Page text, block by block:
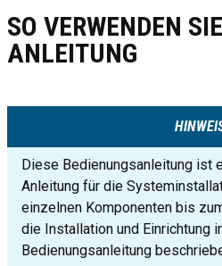
SO VERWENDEN
ANLEITUNG
Diese Bedienungsanleitung ist
Anleitung für die
einzelnen Komponenten bis
die Installation und Einrichtung
Bedienungsanleitung